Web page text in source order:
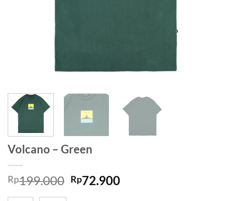
Volcano – Green
Rp199.000 Rp72.900